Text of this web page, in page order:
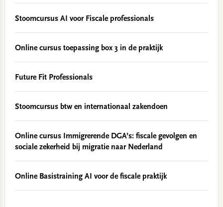
Stoomcursus AI voor Fiscale professionals
Online cursus toepassing box 3 in de praktijk
Future Fit Professionals
Stoomcursus btw en internationaal zakendoen
Online cursus Immigrerende DGA’s: fiscale gevolgen en
sociale zekerheid bij migratie naar Nederland
Online Basistraining AI voor de fiscale praktijk